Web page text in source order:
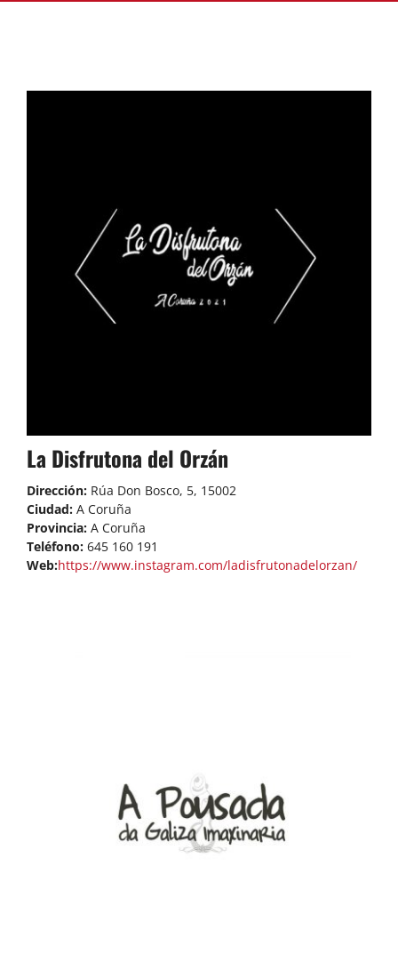
La Disfrutona del Orzán
Dirección: Rúa Don Bosco, 5, 15002
Ciudad:A Coruña
Provincia:A Coruña
Teléfono: 645 160 191
Web:https://www.instagram.com/ladisfrutonadelorzan/